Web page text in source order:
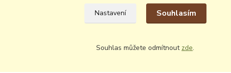
Nastavení Souhlasím
Souhlas můžete odmítnout zde.